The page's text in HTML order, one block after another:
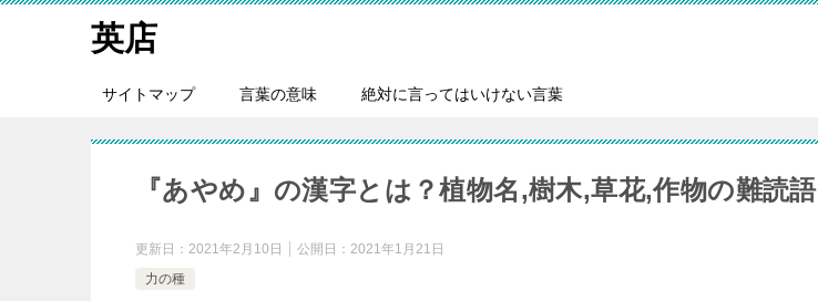
英店
サイトマップ 言葉の意味 絶対に言ってはいけない言葉
『あやめ』の漢字とは？植物名,樹木,草花,作物の難読語
更新日： 2021年2月10日 公開日： 2021年1月21日
力の種